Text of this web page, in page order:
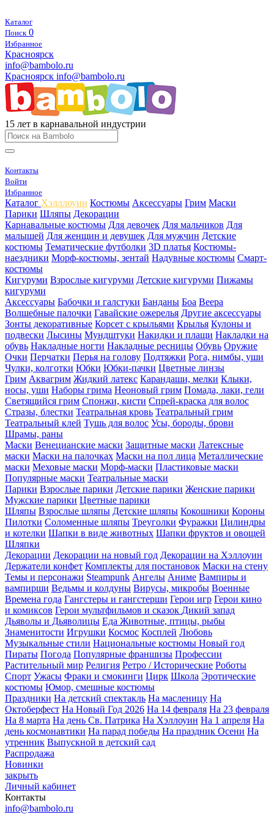
Каталог
Поиск 0
Избранное
Красноярск
info@bambolo.ru
Красноярск info@bambolo.ru
15 лет в карнавальной индустрии
Контакты
Войти
Избранное
Каталог Хэлллоуин Костюмы Аксессуары Грим Маски
Парики Шляпы Декорации
Карнавальные костюмы Для девочек Для мальчиков Для
малышей Для женщин и девушек Для мужчин Детские
костюмы Тематические футболки 3D платья Костюмы-
наездники Морф-костюмы, зентай Надувные костюмы Смарт-
костюмы
Кигуруми Взрослые кигуруми Детские кигуруми Пижамы
кигуруми
Аксессуары Бабочки и галстуки Банданы Боа Веера
Волшебные палочки Гавайские ожерелья Другие аксессуары
Зонты декоративные Корсет с крыльями Крылья Кулоны и
подвески Лысины Мундштуки Накидки и плащи Накладки на
обувь Накладные ногти Накладные ресницы Обувь Оружие
Очки Перчатки Перья на голову Подтяжки Рога, нимбы, уши
Чулки, колготки Юбки Юбки-пачки Цветные линзы
Грим Аквагрим Жидкий латекс Карандаши, мелки Клыки,
носы, уши Наборы грима Неоновый грим Помада, лаки, гели
Светящийся грим Спонжи, кисти Спрей-краска для волос
Стразы, блестки Театральная кровь Театральный грим
Театральный клей Тушь для волос Усы, бороды, брови
Шрамы, раны
Маски Венецианские маски Защитные маски Латексные
маски Маски на палочках Маски на пол лица Металлические
маски Меховые маски Морф-маски Пластиковые маски
Популярные маски Театральные маски
Парики Взрослые парики Детские парики Женские парики
Мужские парики Цветные парики
Шляпы Взрослые шляпы Детские шляпы Кокошники Короны
Пилотки Соломенные шляпы Треуголки Фуражки Цилиндры
и котелки Шапки в виде животных Шапки фруктов и овощей
Шляпки
Декорации Декорации на новый год Декорации на Хэллоуин
Держатели конфет Комплекты для постановок Маски на стену
Темы и персонажи Steampunk Ангелы Аниме Вампиры и
вампирши Ведьмы и колдуны Вирусы, микробы Военные
Времена года Гангстеры и гангстерши Герои игр Герои кино
и комиксов Герои мультфильмов и сказок Дикий запад
Дьяволы и Дьяволицы Еда Животные, птицы, рыбы
Знаменитости Игрушки Космос Косплей Любовь
Музыкальные стили Национальные костюмы Новый год
Пираты Погода Популярные франшизы Профессии
Растительный мир Религия Ретро / Исторические Роботы
Спорт Ужасы Фраки и смокинги Цирк Школа Эротические
костюмы Юмор, смешные костюмы
Праздники На детский спектакль На масленицу На
Октоберфест На Новый Год 2026 На 14 февраля На 23 февраля
На 8 марта На день Св. Патрика На Хэллоуин На 1 апреля На
день космонавтики На парад победы На праздник Осени На
утренник Выпускной в детский сад
Распродажа
Новинки
закрыть
Личный кабинет
Контакты
info@bambolo.ru